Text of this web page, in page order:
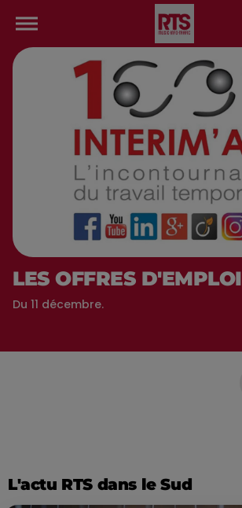
LES OFFRES D'EMPLOI
Du 11 décembre.
L'actu RTS dans le Sud